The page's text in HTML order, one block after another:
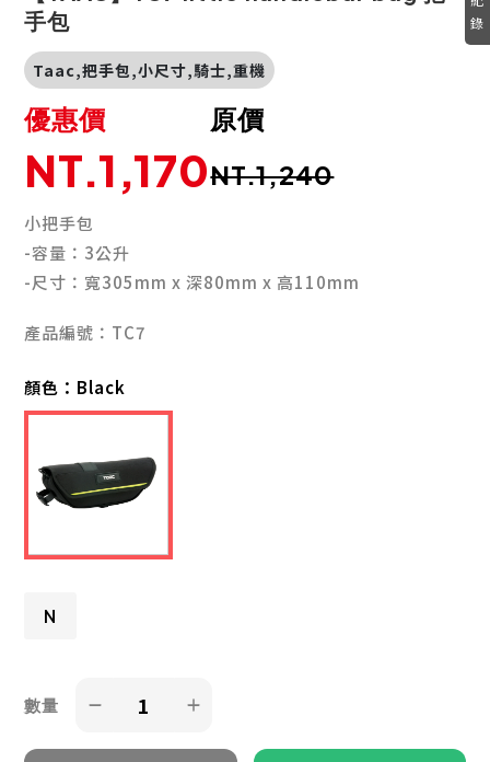
手包
Taac,把手包,小尺寸,騎士,重機
原價
NT.1,240
優惠價
NT.1,170
小把手包
-容量：3公升
-尺寸：寬305mm x 深80mm x 高110mm
產品編號：TC7
顏色： Black
N
數量
錄